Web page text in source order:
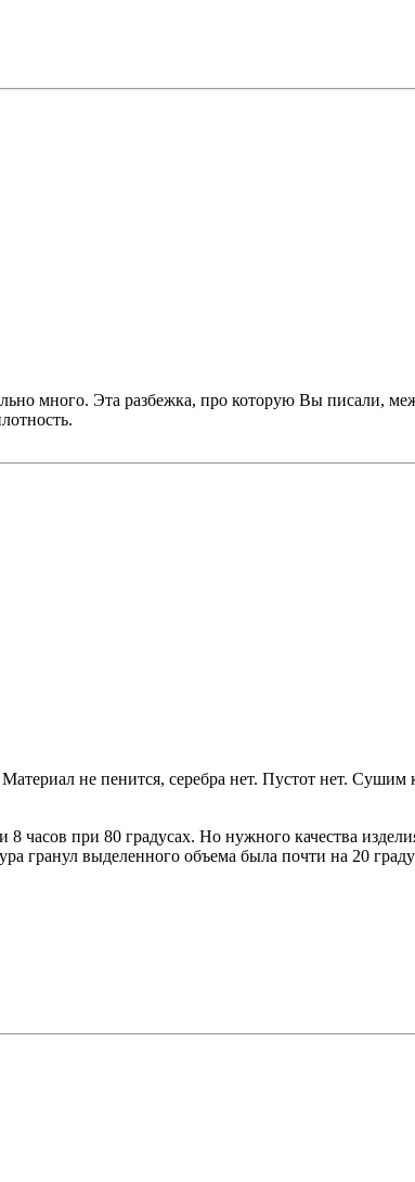
много. Эта разбежка, про которую Вы писали,
не пенится, серебра нет. Пустот нет. Сушим
при 80 градусах. Но нужного качества
гранул выделенного объема была почти на 20